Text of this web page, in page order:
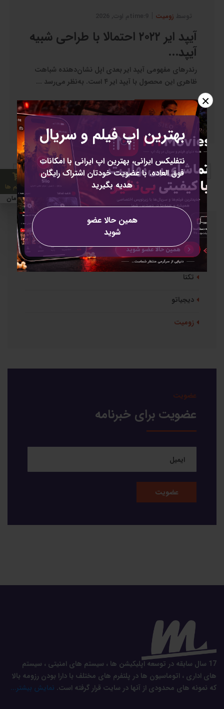
بهترین اپ فیلم و سریال
نتفلیکس ایرانی، بهترین اپ ایرانی با امکانات
فوق العاده. با عضویت خودتان اشتراک رایگان
هدیه بگیرید
همین حالا عضو
شوید
×
زومیت
آیپد ایر ۲۰۲۲ احتمالا با طراحی شبیه
آیپد...
رندرهای مفهومی آیپد ایر بعدی اپل نشان‌دهنده‌ شباهت
ظاهری این محصول با آیپد ایر ۴ است. به‌نظر می‌رسد ...
خواندن بیشتر
‹
1
2
3
4
5
6
7
8
9
10
›
دسته بندی ها
همه
تکنا
دیجیاتو
زومیت
عضویت
عضویت برای خبرنامه
17 سال سابقه در توسعه اپلیکیشن ها ، سیستم های امنیتی ، سیستم
های اداری ، اتوماسیون ها در پلتفرم های مختلف با دارا بودن رزومه بالا
که نمونه های محدودی از آنها در سایت قرار گرفته است. نمایش بیشتر...
0 تومان